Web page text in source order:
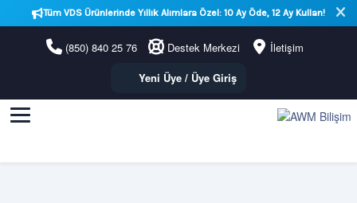
Tüm VDS Ürünlerinde Yıllık Alımlara Özel: 10 Ay Öde, 12 Ay Kullan!
(850) 840 25 76 Destek Merkezi
İletişim
Yeni Üye / Üye Giriş